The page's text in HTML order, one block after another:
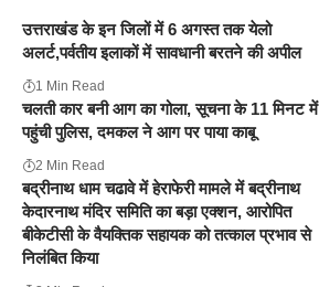
उत्तराखंड के इन जिलों में 6 अगस्त तक येलो
अलर्ट,पर्वतीय इलाकों में सावधानी बरतने की अपील
1 Min Read
चलती कार बनी आग का गोला, सूचना के 11 मिनट में
पहुंची पुलिस, दमकल ने आग पर पाया काबू
2 Min Read
बद्रीनाथ धाम चढावे में हेराफेरी मामले में बद्रीनाथ
केदारनाथ मंदिर समिति का बड़ा एक्शन, आरोपित
बीकेटीसी के वैयक्तिक सहायक को तत्काल प्रभाव से
निलंबित किया